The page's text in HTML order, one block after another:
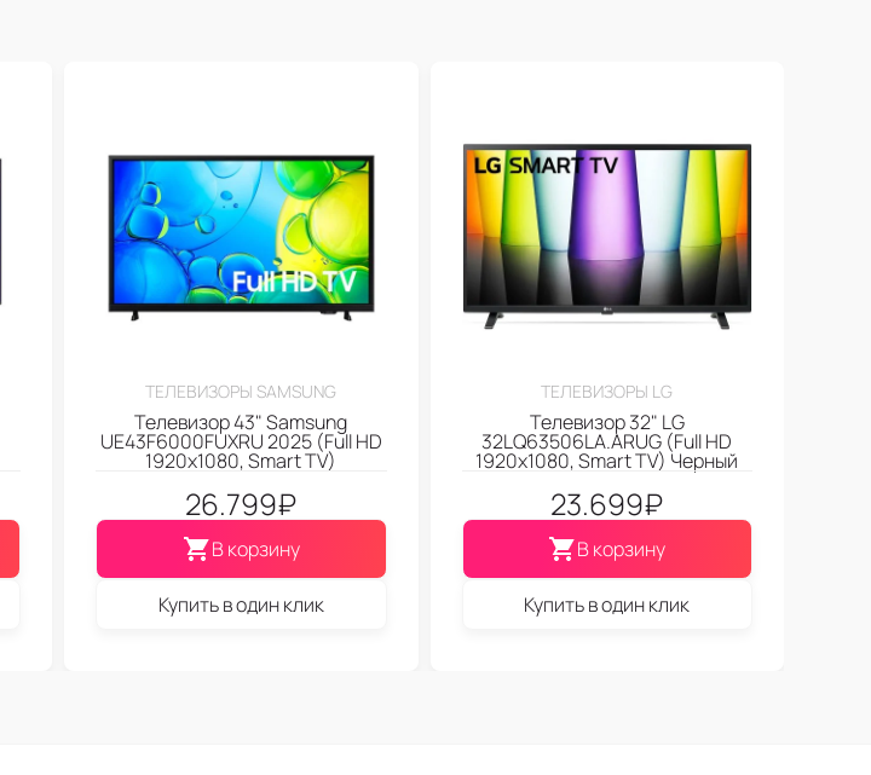
ТЕЛЕВИЗОРЫ SAMSUNG
Телевизор 43" Samsung
UE43F6000FUXRU 2025 (Full HD
1920x1080, Smart TV)
26.799₽
В корзину
Купить в один клик
ТЕЛЕВИЗОРЫ LG
Телевизор 32" LG
32LQ63506LA.ARUG (Full HD
1920x1080, Smart TV) Черный
23.699₽
В корзину
Купить в один клик